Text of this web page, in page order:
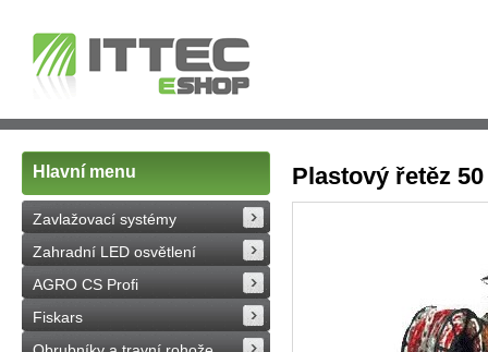
Hlavní menu
Zavlažovací systémy
Zahradní LED osvětlení
AGRO CS Profi
Fiskars
Plastový řetěz